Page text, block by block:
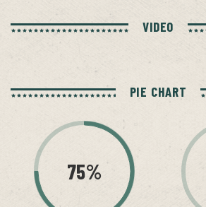
VIDEO
PIE CHART
75%